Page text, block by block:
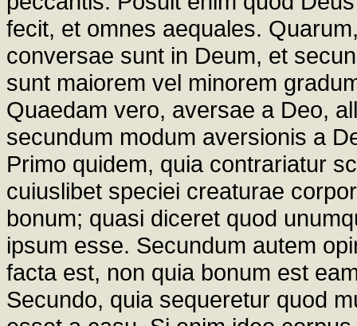
fecit, et omnes aequales.
conversae sunt in Deum, et
sunt maiorem vel minorem
Quaedam vero, aversae a Deo,
secundum modum aversionis a
Primo quidem, quia contrariatur
cuiuslibet speciei creaturae
bonum; quasi diceret quod
ipsum esse. Secundum autem
facta est, non quia bonum est
Secundo, quia sequeretur quod